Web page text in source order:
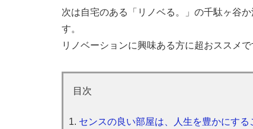
次は自宅のある「リノベる。」の千駄ヶ谷
す。
リノベーションに興味ある方に超おススメ
目次
センスの良い部屋は、人生を豊かにする